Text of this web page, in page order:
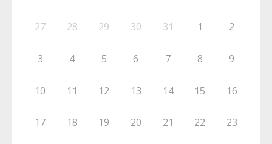
27 28 29 30 31 1 2
3 4 5 6 7 8 9
10 11 12 13 14 15 16
17 18 19 20 21 22 23